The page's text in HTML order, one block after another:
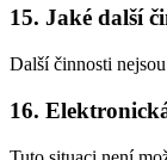
15. Jaké další
Další činnosti
16.